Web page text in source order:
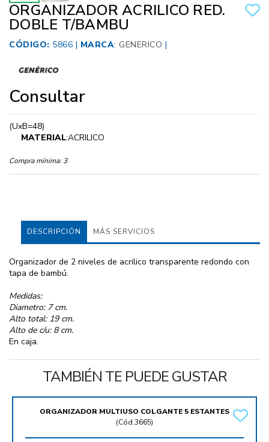
ORGANIZADOR ACRILICO RED.
DOBLE T/BAMBU
CÓDIGO: 5866 | MARCA: GENERICO |
Consultar
(UxB=48)
MATERIAL:ACRILICO
Compra mínima: 3
DESCRIPCIÓN MÁS SERVICIOS
Organizador de 2 niveles de acrilico transparente redondo con
tapa de bambú.
Medidas:
Diametro: 7 cm.
Alto total: 19 cm.
Alto de c/u: 8 cm.
En caja.
TAMBIÉN TE PUEDE GUSTAR
ORGANIZADOR MULTIUSO COLGANTE 5 ESTANTES
(Cód.3665)